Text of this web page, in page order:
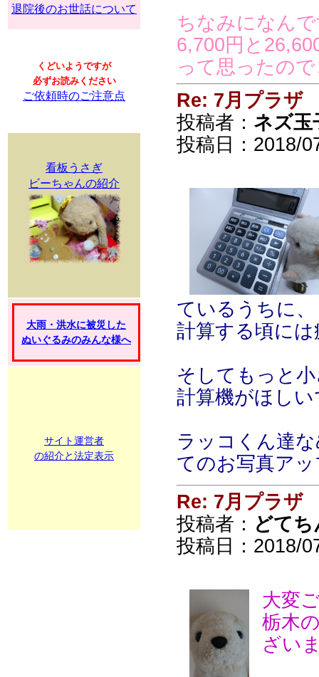
退院後のお世話について
くどいようですが
必ずお読みください
ご依頼時のご注意点
看板うさぎ
ビーちゃんの紹介
大雨・洪水に被災した
ぬいぐるみのみんな様へ
サイト運営者
の紹介と法定表示
ちなみになん
6,700円と
って思ったの
Re: 7月プラザ
投稿者： ネズ玉
投稿日：2018/
ているうちに、
計算する頃に
そしてもっと
計算機がほし
ラッコくん達
てのお写真ア
Re: 7月プラザ
投稿者： どて
投稿日：2018/
大変
栃木
ざい